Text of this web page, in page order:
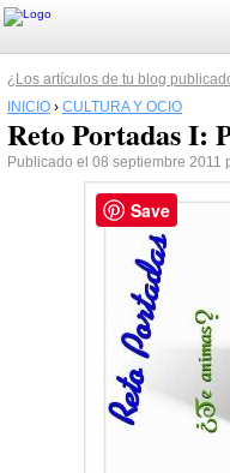
¿Los artículos de tu blog
INICIO › CULTURA Y OCIO
Reto Portadas I:
Publicado el 08 septiembre 2011
Save